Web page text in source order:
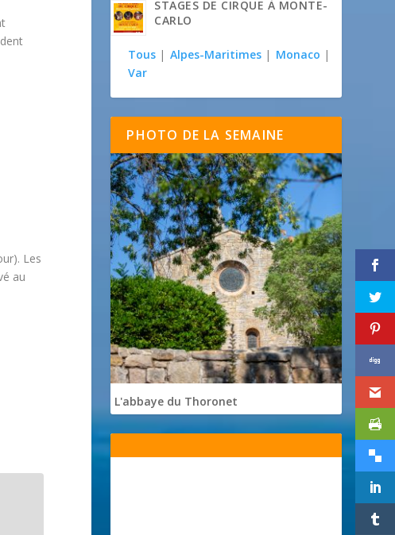
Les
au
STAGES DE CIRQUE À MONTE-
CARLO
Tous | Alpes-Maritimes | Monaco |
Var
PHOTO DE LA SEMAINE
L'abbaye du Thoronet